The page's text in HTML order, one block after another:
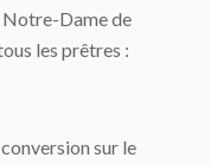
Dame de
les prêtres :
sur le